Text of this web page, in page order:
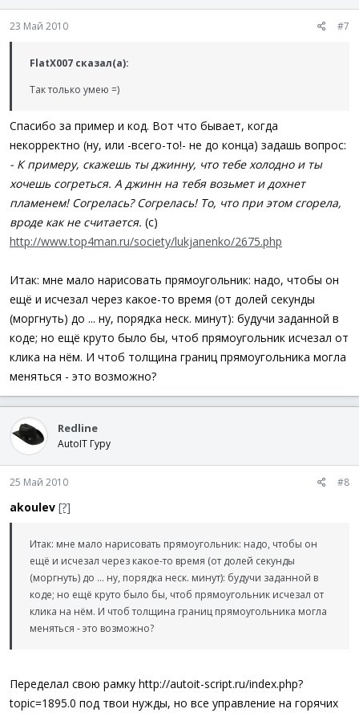
23 Май 2010 #7
FlatX007 сказал(а):
Так только умею =)
Спасибо за пример и код. Вот что бывает, когда
некорректно (ну, или -всего-то!- не до конца) задашь вопрос:
- К примеру, скажешь ты джинну, что тебе холодно и ты
хочешь согреться. А джинн на тебя возьмет и дохнет
пламенем! Согрелась? Согрелась! То, что при этом сгорела,
вроде как не считается. (с)
http://www.top4man.ru/society/lukjanenko/2675.php
Итак: мне мало нарисовать прямоугольник: надо, чтобы он
ещё и исчезал через какое-то время (от долей секунды
(моргнуть) до ... ну, порядка неск. минут): будучи заданной в
коде; но ещё круто было бы, чтоб прямоугольник исчезал от
клика на нём. И чтоб толщина границ прямоугольника могла
меняться - это возможно?
Redline
AutoIT Гуру
25 Май 2010 #8
akoulev [?]
Итак: мне мало нарисовать прямоугольник: надо, чтобы он
ещё и исчезал через какое-то время (от долей секунды
(моргнуть) до ... ну, порядка неск. минут): будучи заданной в
коде; но ещё круто было бы, чтоб прямоугольник исчезал от
клика на нём. И чтоб толщина границ прямоугольника могла
меняться - это возможно?
Переделал свою рамку http://autoit-script.ru/index.php?
topic=1895.0 под твои нужды, но все управление на горячих